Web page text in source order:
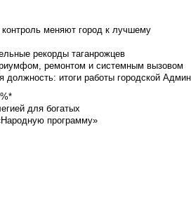
меняют город к лучшему
рекорды таганрожцев
ремонтом и системным вызовом
должность: итоги работы городской
для богатых
программу»